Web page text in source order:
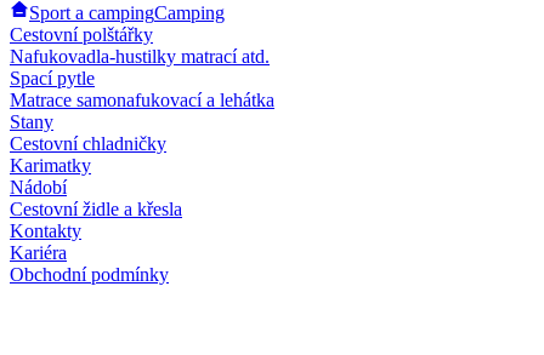
Sport a campingCamping
Cestovní polštářky
Nafukovadla-hustilky matrací atd.
Spací pytle
Matrace samonafukovací a lehátka
Stany
Cestovní chladničky
Karimatky
Nádobí
Cestovní židle a křesla
Kontakty
Kariéra
Obchodní podmínky